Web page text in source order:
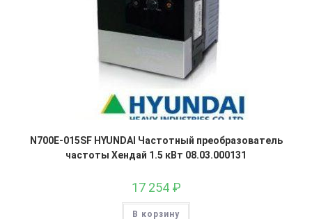
N700E-015SF HYUNDAI Частотный преобразователь
частоты Хендай 1.5 кВт 08.03.000131
17 254 ₽
В корзину